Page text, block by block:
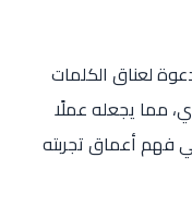
لعناق الكلمات
مما يجعله عملًا
فهم أعماق تجربته